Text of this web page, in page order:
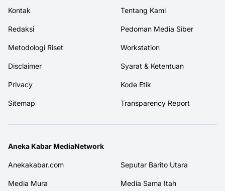
Kontak Tentang Kami
Redaksi Pedoman Media Siber
Metodologi Riset Workstation
Disclaimer Syarat & Ketentuan
Privacy Kode Etik
Sitemap Transparency Report
Aneka Kabar MediaNetwork
Anekakabar.com Seputar Barito Utara
Media Mura Media Sama Itah